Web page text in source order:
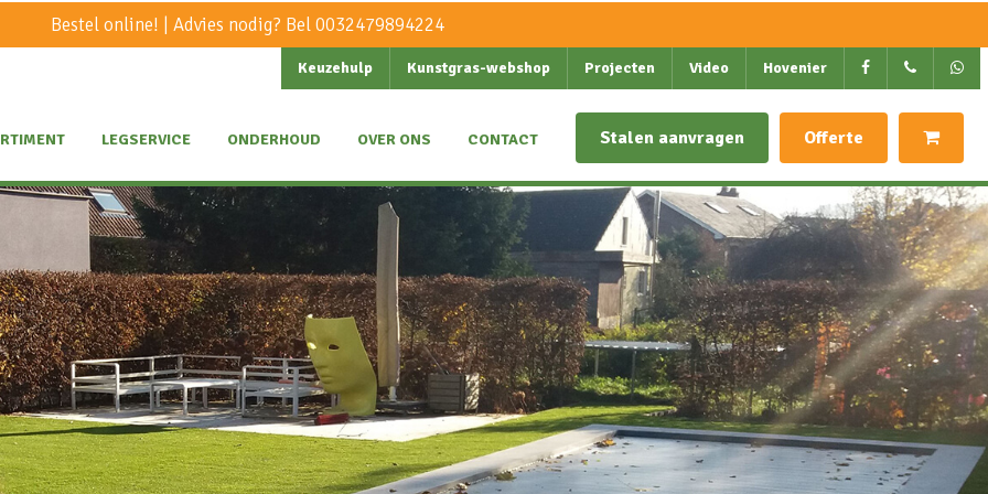
Bestel online! | Advies nodig? Bel0032479894224
Keuzehulp Kunstgras-webshop Projecten Video Hovenier
LEGSERVICE ONDERHOUD OVER ONS CONTACT Stalen aanvragen Offerte